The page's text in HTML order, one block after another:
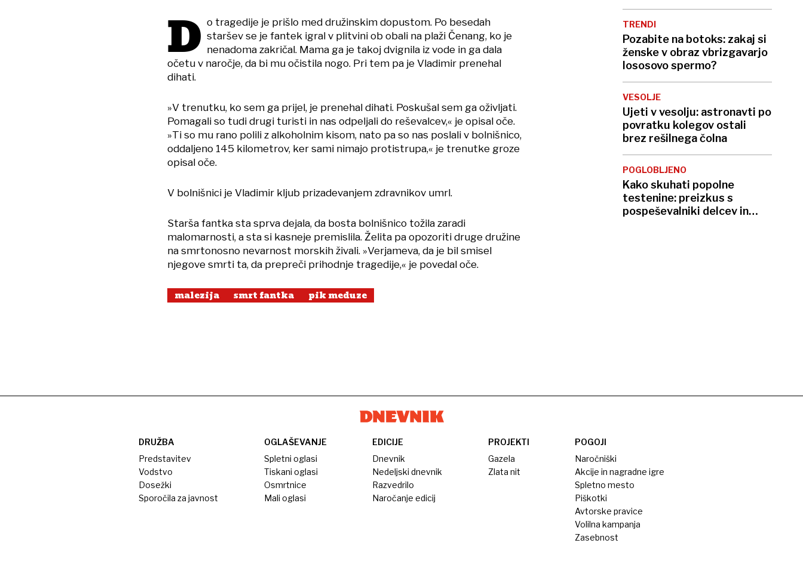
D o tragedije je prišlo med družinskim dopustom. Po besedah
staršev se je fantek igral v plitvini ob obali na plaži Čenang, ko je
nenadoma zakričal. Mama ga je takoj dvignila iz vode in ga dala
očetu v naročje, da bi mu očistila nogo. Pri tem pa je Vladimir prenehal
dihati.
»V trenutku, ko sem ga prijel, je prenehal dihati. Poskušal sem ga oživljati.
Pomagali so tudi drugi turisti in nas odpeljali do reševalcev,« je opisal oče.
»Ti so mu rano polili z alkoholnim kisom, nato pa so nas poslali v bolnišnico,
oddaljeno 145 kilometrov, ker sami nimajo protistrupa,« je trenutke groze
opisal oče.
V bolnišnici je Vladimir kljub prizadevanjem zdravnikov umrl.
Starša fantka sta sprva dejala, da bosta bolnišnico tožila zaradi
malomarnosti, a sta si kasneje premislila. Želita pa opozoriti druge družine
na smrtonosno nevarnost morskih živali. »Verjameva, da je bil smisel
njegove smrti ta, da prepreči prihodnje tragedije,« je povedal oče.
malezija smrt fantka pik meduze
TRENDI
Pozabite na botoks: zakaj si
ženske v obraz vbrizgavarjo
lososovo spermo?
VESOLJE
Ujeti v vesolju: astronavti po
povratku kolegov ostali
brez rešilnega čolna
POGLOBLJENO
Kako skuhati popolne
testenine: preizkus s
pospeševalniki delcev in
DRUŽBA
Predstavitev
Vodstvo
Dosežki
Sporočila za javnost
OGLAŠEVANJE
Spletni oglasi
Tiskani oglasi
Osmrtnice
Mali oglasi
EDICIJE
Dnevnik
Nedeljski dnevnik
Razvedrilo
Naročanje edicij
PROJEKTI
Gazela
Zlata nit
POGOJI
Naročniški
Akcije in nagradne igre
Spletno mesto
Piškotki
Avtorske pravice
Volilna kampanja
Zasebnost